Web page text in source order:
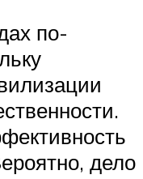
по-
дело